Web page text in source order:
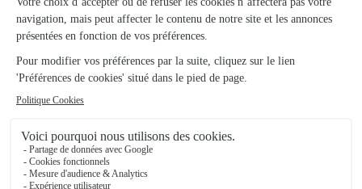
Fleurs et Passion s'appuie sur son partenariat avec